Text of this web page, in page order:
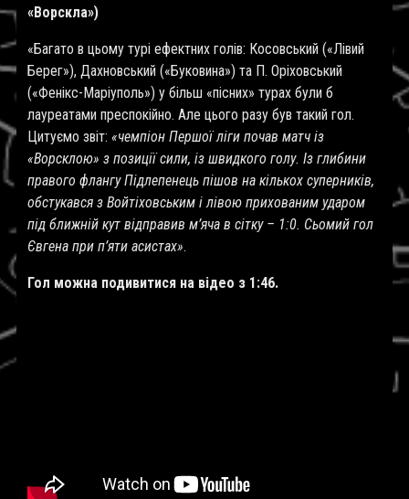
«Ворскла»)
«Багато в цьому турі ефектних голів: Косовський («Лівий
Берег»), Дахновський («Буковина») та П. Оріховський
(«Фенікс-Маріуполь») у більш «пісних» турах були б
лауреатами преспокійно. Але цього разу був такий гол.
Цитуємо звіт: «чемпіон Першої ліги почав матч із
«Ворсклою» з позиції сили, із швидкого голу. Із глибини
правого флангу Підлепенець пішов на кількох суперників,
обстукався з Войтіховським і лівою прихованим ударом
під ближній кут відправив м’яча в сітку – 1:0. Сьомий гол
Євгена при п’яти асистах».
Гол можна подивитися на відео з 1:46.